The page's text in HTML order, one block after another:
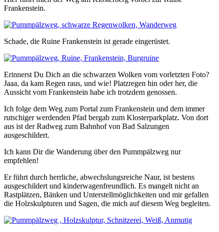
Frankenstein.
Schade, die Ruine Frankenstein ist gerade eingerüstet.
Erinnerst Du Dich an die schwarzen Wolken vom vorletzten Foto?
Jaaa, da kam Regen raus, und wie! Platzregen hin oder her, die
Aussicht vom Frankenstein habe ich trotzdem genossen.
Ich folge dem Weg zum Portal zum Frankenstein und dem immer
rutschiger werdenden Pfad bergab zum Klosterparkplatz. Von dort
aus ist der Radweg zum Bahnhof von Bad Salzungen
ausgeschildert.
Ich kann Dir die Wanderung über den Pummpälzweg nur
empfehlen!
Er führt durch herrliche, abwechslungsreiche Naur, ist bestens
ausgeschildert und kinderwagenfreundlich. Es mangelt nicht an
Rastplätzen, Bänken und Unterstellmöglichkeiten und mir gefallen
die Holzskulpturen und Sagen, die mich auf diesem Weg begleiten.